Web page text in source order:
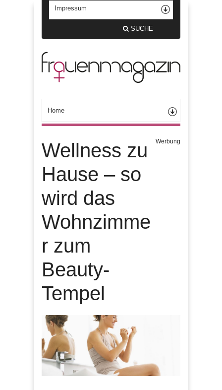
SUCHE
Wellness zu
Hause – so
wird das
Wohnzimme
r zum
Beauty-
Tempel
Werbung